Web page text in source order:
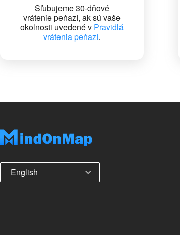
Sľubujeme 30-dňové
vrátenie peňazí, ak sú vaše
okolnosti uvedené v Pravidlá
vrátenia peňazí.
English